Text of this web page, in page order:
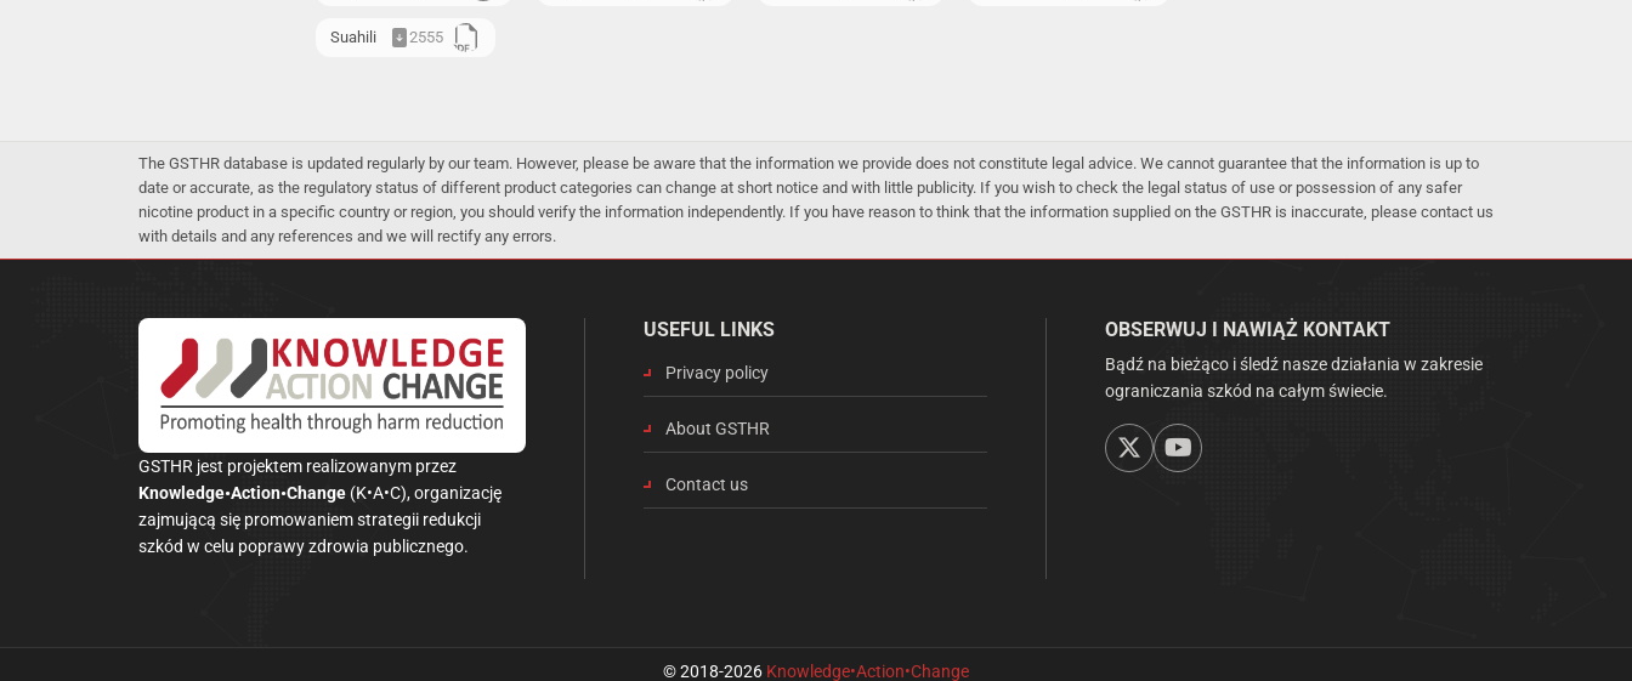
Suahili 2555
The GSTHR database is updated regularly by our team. However, please be aware that the information we provide does not constitute legal advice. We cannot guarantee that the information is up to
date or accurate, as the regulatory status of different product categories can change at short notice and with little publicity. If you wish to check the legal status of use or possession of any safer
nicotine product in a specific country or region, you should verify the information independently. If you have reason to think that the information supplied on the GSTHR is inaccurate, please contact us
with details and any references and we will rectify any errors.
GSTHR jest projektem realizowanym przez
Knowledge•Action•Change (K•A•C), organizację
zajmującą się promowaniem strategii redukcji
szkód w celu poprawy zdrowia publicznego.
USEFUL LINKS
Privacy policy
About GSTHR
Contact us
OBSERWUJ I NAWIĄŻ KONTAKT
Bądź na bieżąco i śledź nasze działania w zakresie
ograniczania szkód na całym świecie.
© 2018-2026 Knowledge•Action•Change